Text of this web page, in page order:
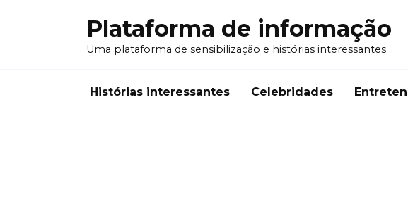
Plataforma de informação
Uma plataforma de sensibilização e histórias interessantes
Histórias interessantes Celebridades